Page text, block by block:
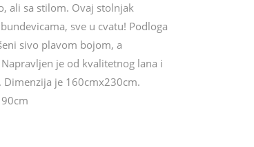
ali sa stilom. Ovaj stolnjak
sve u cvatu! Podloga
sivo plavom bojom, a
je od kvalitetnog lana i
je 160cmx230cm.